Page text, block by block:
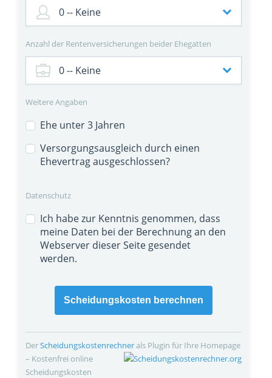
Anzahl der Rentenversicherungen beider Ehegatten
Weitere Angaben
Ehe unter 3 Jahren
Versorgungsausgleich durch einen
Ehevertrag ausgeschlossen?
Datenschutz
Ich habe zur Kenntnis genommen, dass
meine Daten bei der Berechnung an den
Webserver dieser Seite gesendet
werden.
Scheidungskosten berechnen
DerScheidungskosten­rechnerals Plugin für Ihre Homepage
– Kostenfrei online
Scheidungskosten